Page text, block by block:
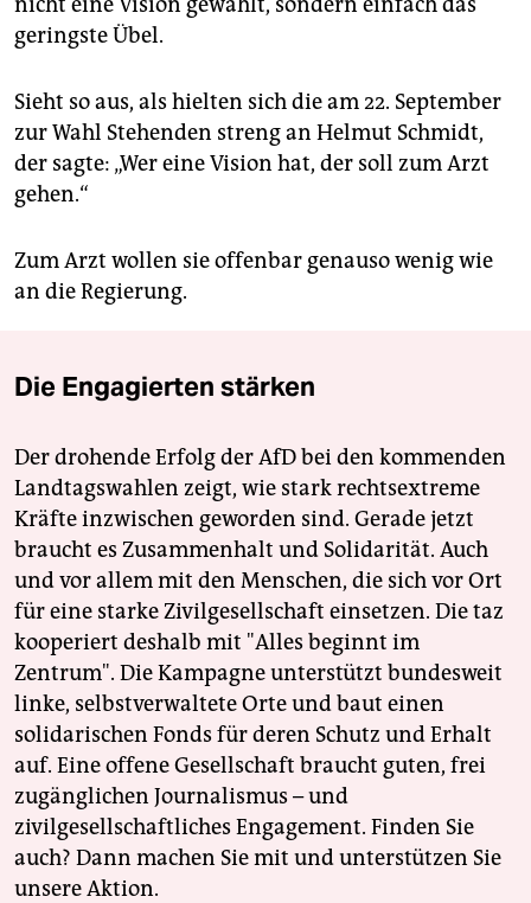
geringste Übel.
Sieht so aus, als hielten sich die am 22. September
zur Wahl Stehenden streng an Helmut Schmidt,
der sagte: „Wer eine Vision hat, der soll zum Arzt
gehen.“
Zum Arzt wollen sie offenbar genauso wenig wie
an die Regierung.
Die Engagierten stärken
Der drohende Erfolg der AfD bei den kommenden
Landtagswahlen zeigt, wie stark rechtsextreme
Kräfte inzwischen geworden sind. Gerade jetzt
braucht es Zusammenhalt und Solidarität. Auch
und vor allem mit den Menschen, die sich vor Ort
für eine starke Zivilgesellschaft einsetzen. Die taz
kooperiert deshalb mit "Alles beginnt im
Zentrum". Die Kampagne unterstützt bundesweit
linke, selbstverwaltete Orte und baut einen
solidarischen Fonds für deren Schutz und Erhalt
auf. Eine offene Gesellschaft braucht guten, frei
zugänglichen Journalismus – und
zivilgesellschaftliches Engagement. Finden Sie
auch? Dann machen Sie mit und unterstützen Sie
unsere Aktion.